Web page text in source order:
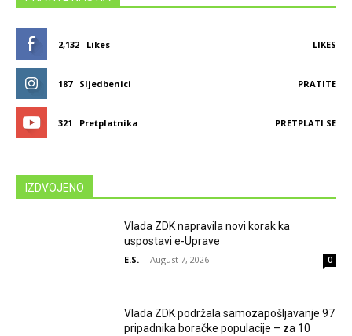
2,132 Likes LIKES
187 Sljedbenici PRATITE
321 Pretplatnika PRETPLATI SE
IZDVOJENO
Vlada ZDK napravila novi korak ka
uspostavi e-Uprave
E.S. - August 7, 2026 0
Vlada ZDK podržala samozapošljavanje 97
pripadnika boračke populacije – za 10